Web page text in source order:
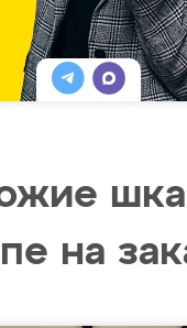
на